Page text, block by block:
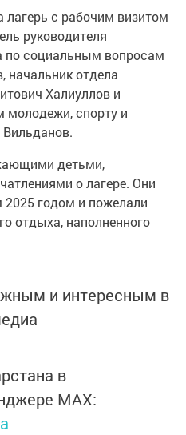
с рабочим визитом
руководителя
по социальным вопросам
начальник отдела
Халиуллов и
молодежи, спорту и
детьми,
о лагере. Они
годом и пожелали
отдыха, наполненного
и интересным в
в
MАХ: